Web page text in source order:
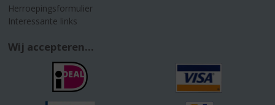
Herroepingsformulier
Interessante links
Wij accepteren...